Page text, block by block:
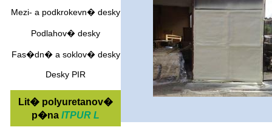
Mezi- a podkrokevn� desky
Podlahov� desky
Fas�dn� a soklov� desky
Desky PIR
Lit� polyuretanov�
p�na ITPUR L